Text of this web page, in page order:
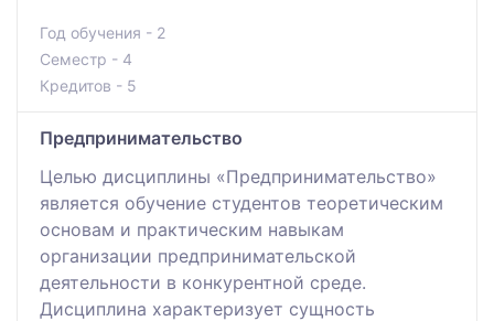
Год обучения - 2
Семестр - 4
Кредитов - 5
Предпринимательство
Целью дисциплины «Предпринимательство»
является обучение студентов теоретическим
основам и практическим навыкам
организации предпринимательской
деятельности в конкурентной среде.
Дисциплина характеризует сущность